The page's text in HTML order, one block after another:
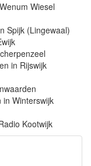
Wiesel
Spijk (Lingewaal)
in Rijswijk
in Winterswijk
Kootwijk